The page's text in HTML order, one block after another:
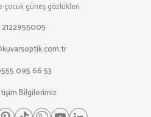
çocuk güneş gözlükleri
2122955005
095 66 53
Bilgilerimiz